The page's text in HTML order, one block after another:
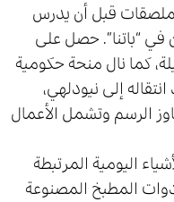
قبل أن يدرس
“باتنا”. حصل على
كما نال منحة حكومية
إلى نيودلهي،
الرسم وتشمل الأعمال
اليومية المرتبطة
المطبخ المصنوعة